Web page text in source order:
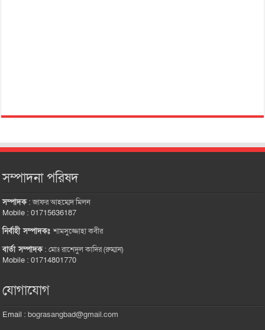
সম্পাদনা পরিষদ
সম্পাদক:জাফর আহম্মেদ মিলন
Mobile : 01715636187
নির্বাহী সম্পাদকঃশামসুজ্জোহা কবীর
বার্তা সম্পাদক:মোঃ রাশেদুল কাদির (রুম্মান)
Mobile : 01714801770
যোগাযোগ
Email :bograsangbad@gmail.com